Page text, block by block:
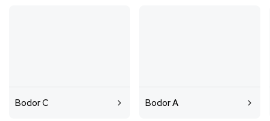
Bodor C Bodor A